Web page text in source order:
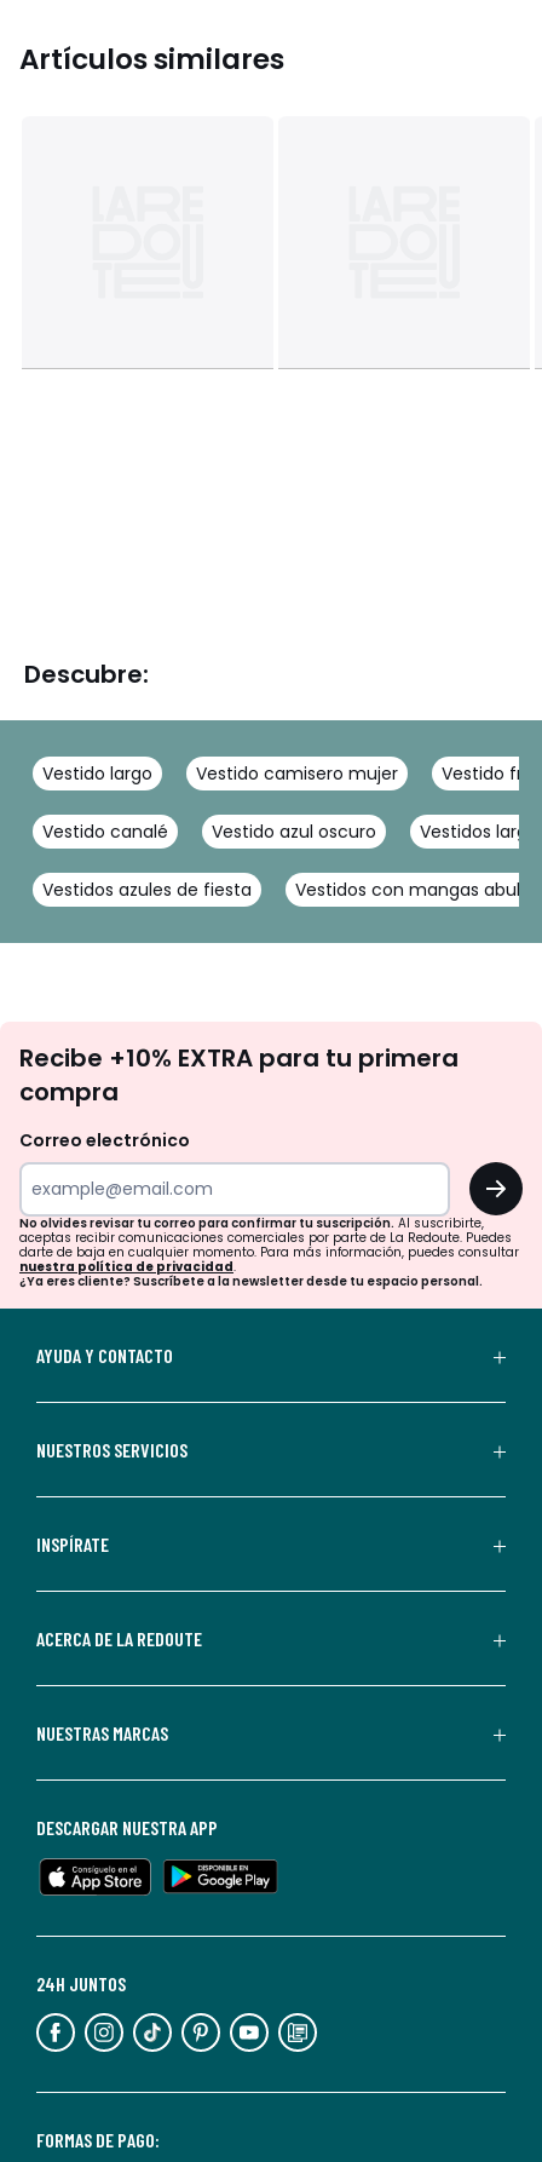
Artículos similares
Descubre:
Vestido largo Vestido camisero mujer Vestido
Vestido canalé Vestido azul oscuro Vestidos
Vestidos azules de fiesta Vestidos con mangas
te
tu
para
confirmar
tu
suscripción.
aceptas
comerciales
personalizadas
parte
Redoute.
de
en
cualquier
Para
información,
puedes
nuestra
Recibe +10% EXTRA para tu primera
compra
Correo electrónico
OK
No olvides revisar tu correo para confirmar tu suscripción. Al suscribirte,
aceptas recibir comunicaciones comerciales por parte de La Redoute. Puedes
darte de baja en cualquier momento. Para más información, puedes consultar
nuestra política de privacidad.
¿Ya eres cliente? Suscríbete a la newsletter desde tu espacio personal.
AYUDA Y CONTACTO
NUESTROS SERVICIOS
INSPÍRATE
ACERCA DE LA REDOUTE
NUESTRAS MARCAS
FORMAS DE PAGO:
24H JUNTOS
DESCARGAR NUESTRA APP